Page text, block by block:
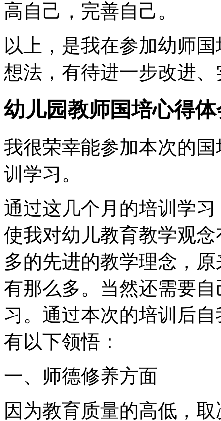
高自己，完善自己。
以上，是我在参加幼师
想法，有待进一步改进、
幼儿园教师国培心得
我很荣幸能参加本次的
训学习。
通过这几个月的培训学
使我对幼儿教育教学观
多的先进的教学理念，
有那么多。当然还需要
习。通过本次的培训后
有以下领悟：
一、师德修养方面
因为教育质量的高低，